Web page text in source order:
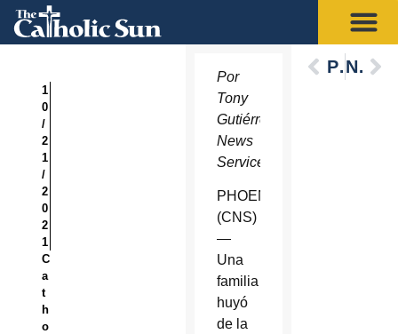
1
0
/
2
1
/
2
0
2
1
C
a
t
h
o
Por
Tony
Gutiérrez, Catholic
News
Service
PHOENIX
(CNS)
—
Una
familia
huyó
de la
PreviousNext